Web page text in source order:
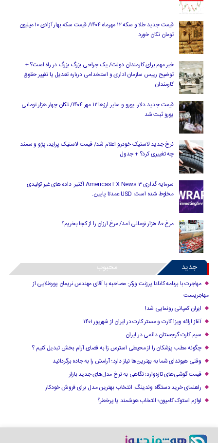
قیمت جدید طلا و سکه ۱۲ مهرماه ۱۴۰۴/ قیمت سکه بهار آزادی ۱۰ میلیون
تومان تکان خورد
خبر مهم برای کارمندان دولت/ یک جراحی بزرگ بزرگ در راه است؟ +
توضیح رییس سازمان اداری و استخدامی درباره تعدیل یا تغییر حقوق
کارمندان
قیمت جدید دلار، یورو و سایر ارزها ۱۲ مهر ۱۴۰۴/ تکان چهار هزار تومانی
یورو ثبت شد
نرخ جدید لاستیک خودرو اعلام شد/ قیمت لاستیک پراید، پژو و سمند
چه تغییری کرد؟ + جدول
سرمایه گذاری Americas FX News 3 اکتبر: داده های غیر تولیدی
مخلوط شده است. USD عمدتا پایین.
مرغ ۸۰ هزار تومانی آمد/ مرغ ارزان را از کجا بخریم؟
جدید محبوب
مهاجرت با برنامه کانادا پرزنت ورکر: مصاحبه با آقای مهندس نریمان پورطلایی از
مهاجریست
ایران کمپانی رونمایی شد!
آغاز ارائه ویزا کارت و مستر کارت در ایران از شهریور ۱۴۰۱
سیم کارت گرجستان دائمی در ایران
چگونه مطب پزشکان را از محیطی استرس زا به فضای آرام بخش تبدیل کنیم ؟
وقتی هیوندای شما به بهترین‌ها نیاز دارد؛ آرامش را به جاده برگردانید
قیمت گوشی‌های تازه‌وارد؛ نگاهی به نرخ مدل‌های جدید بازار
راهنمای خرید دستگاه وندینگ: انتخاب بهترین مدل برای فروش خودکار
لوازم استوک کامیون؛ انتخاب هوشمند یا پرخطر؟